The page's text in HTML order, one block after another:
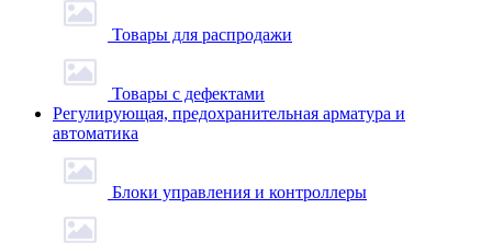
Товары для распродажи
Товары с дефектами
Регулирующая, предохранительная арматура и
автоматика
Блоки управления и контроллеры